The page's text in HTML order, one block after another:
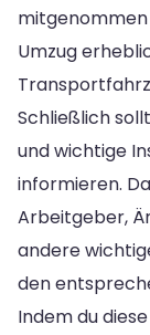
Umzug
Schließlich
und wichtige
informieren.
Arbeitgeber,
andere
den
Indem du